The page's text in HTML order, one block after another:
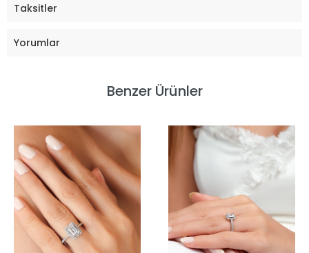
Taksitler
Yorumlar
Benzer Ürünler